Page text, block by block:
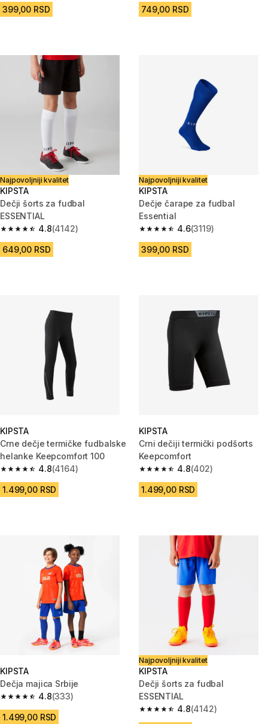
399,00 RSD 749,00 RSD
Najpovoljniji kvalitet
KIPSTA
Dečji šorts za fudbal
ESSENTIAL
4.8
4.8 od 5 zvezdica from 4142 Recenzije
(4142)
649,00 RSD
Najpovoljniji kvalitet
KIPSTA
Dečje čarape za fudbal
Essential
4.6
4.6 od 5 zvezdica from 3119
(3119)
399,00 RSD
KIPSTA
Crne dečje termičke fudbalske
helanke Keepcomfort 100
4.8
4.8 od 5 zvezdica from 4164 Recenzije
(4164)
1.499,00 RSD
KIPSTA
Crni dečiji termički podšorts
Keepcomfort
4.8
4.8 od 5 zvezdica from 402
(402)
1.499,00 RSD
KIPSTA
Dečja majica Srbije
4.8
4.8 od 5 zvezdica from 333 Recenzije
(333)
1.499,00 RSD
Najpovoljniji kvalitet
KIPSTA
Dečji šorts za fudbal
ESSENTIAL
4.8
4.8 od 5 zvezdica from 4142
(4142)